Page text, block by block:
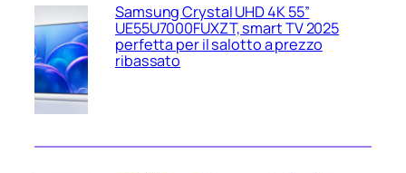
Samsung Crystal UHD 4K 55”
UE55U7000FUXZT, smart TV 2025
perfetta per il salotto a prezzo
ribassato